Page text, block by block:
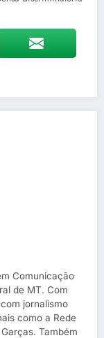
Comunicação
de MT. Com
jornalismo
como a Rede
Também